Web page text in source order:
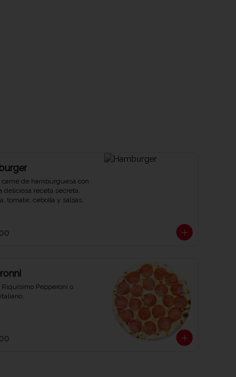
carne de hamburguesa con
deliciosa receta secreta,
tomate, cebolla y salsas.
Riquísimo Pepperoni o